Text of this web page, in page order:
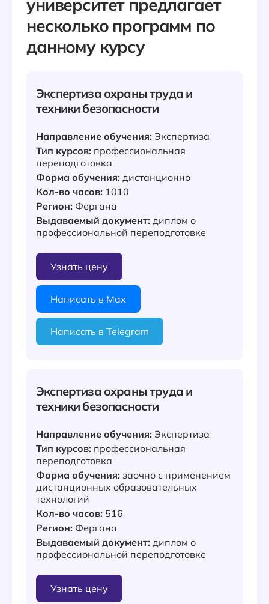
университет предлагает
несколько программ по
данному курсу
Экспертиза охраны труда и
техники безопасности
Направление обучения: Экспертиза
Тип курсов: профессиональная
переподготовка
Форма обучения: дистанционно
Кол-во часов: 1010
Регион: Фергана
Выдаваемый документ: диплом о
профессиональной переподготовке
Узнать цену
Написать в Max
Написать в Telegram
Экспертиза охраны труда и
техники безопасности
Направление обучения: Экспертиза
Тип курсов: профессиональная
переподготовка
Форма обучения: заочно с применением
дистанционных образовательных
технологий
Кол-во часов: 516
Регион: Фергана
Выдаваемый документ: диплом о
профессиональной переподготовке
Узнать цену